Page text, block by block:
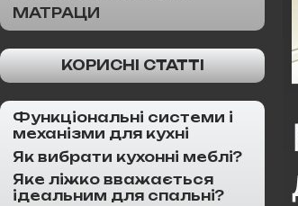
МАТРАЦИ
КОРИСНІ СТАТТІ
Функціональні системи і
механізми для кухні
Як вибрати кухонні меблі?
Яке ліжко вважається
ідеальним для спальні?